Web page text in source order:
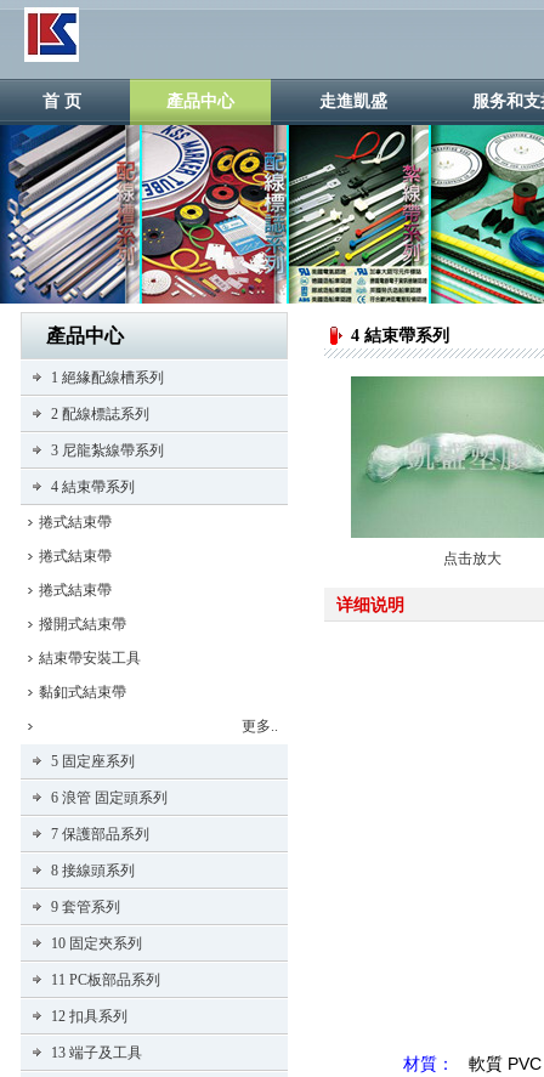
首 页 產品中心 走進凱盛 服务和支
產品中心
1 絕緣配線槽系列
2 配線標誌系列
3 尼龍紮線帶系列
4 結束帶系列
捲式結束帶
捲式結束帶
捲式結束帶
撥開式結束帶
結束帶安裝工具
黏釦式結束帶
更多..
5 固定座系列
6 浪管 固定頭系列
7 保護部品系列
8 接線頭系列
9 套管系列
10 固定夾系列
11 PC板部品系列
12 扣具系列
13 端子及工具
4 結束帶系列
点击放大
详细说明
材質：
軟質